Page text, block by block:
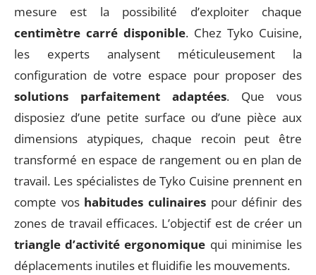
mesure est la possibilité d’exploiter chaque
centimètre carré disponible. Chez Tyko Cuisine,
les experts analysent méticuleusement la
configuration de votre espace pour proposer des
solutions parfaitement adaptées. Que vous
disposiez d’une petite surface ou d’une pièce aux
dimensions atypiques, chaque recoin peut être
transformé en espace de rangement ou en plan de
travail. Les spécialistes de Tyko Cuisine prennent en
compte vos habitudes culinaires pour définir des
zones de travail efficaces. L’objectif est de créer un
triangle d’activité ergonomique qui minimise les
déplacements inutiles et fluidifie les mouvements.